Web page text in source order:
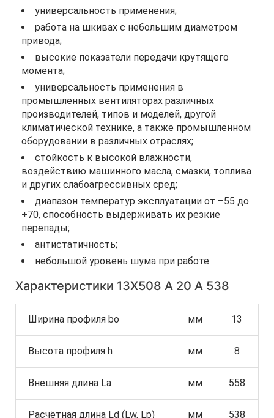
универсальность применения;
работа на шкивах с небольшим диаметром
привода;
высокие показатели передачи крутящего
момента;
универсальность применения в
промышленных вентиляторах различных
производителей, типов и моделей, другой
климатической технике, а также промышленном
оборудовании в различных отраслях;
стойкость к высокой влажности,
воздействию машинного масла, смазки, топлива
и других слабоагрессивных сред;
диапазон температур эксплуатации от –55 до
+70, способность выдерживать их резкие
перепады;
антистатичность;
небольшой уровень шума при работе.
Характеристики 13Х508 A 20 А 538
Ширина профиля bo мм 13
Высота профиля h мм 8
Внешняя длина La мм 558
Расчётная длина Ld (Lw, Lp) мм 538